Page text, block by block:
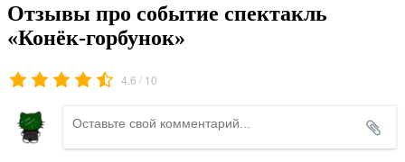
Отзывы про событие спектакль
«Конёк-горбунок»
4.6 / 10